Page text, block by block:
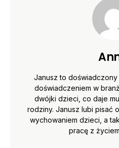
Janusz to
doświadczeniem w
dwójki dzieci, co daje
rodziny. Janusz lubi pisać
wychowaniem dzieci, a
pracę z